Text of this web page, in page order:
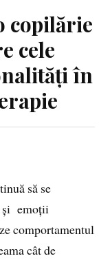
copilărie
cele
în
să se
și emoții
comportamentul
cât de